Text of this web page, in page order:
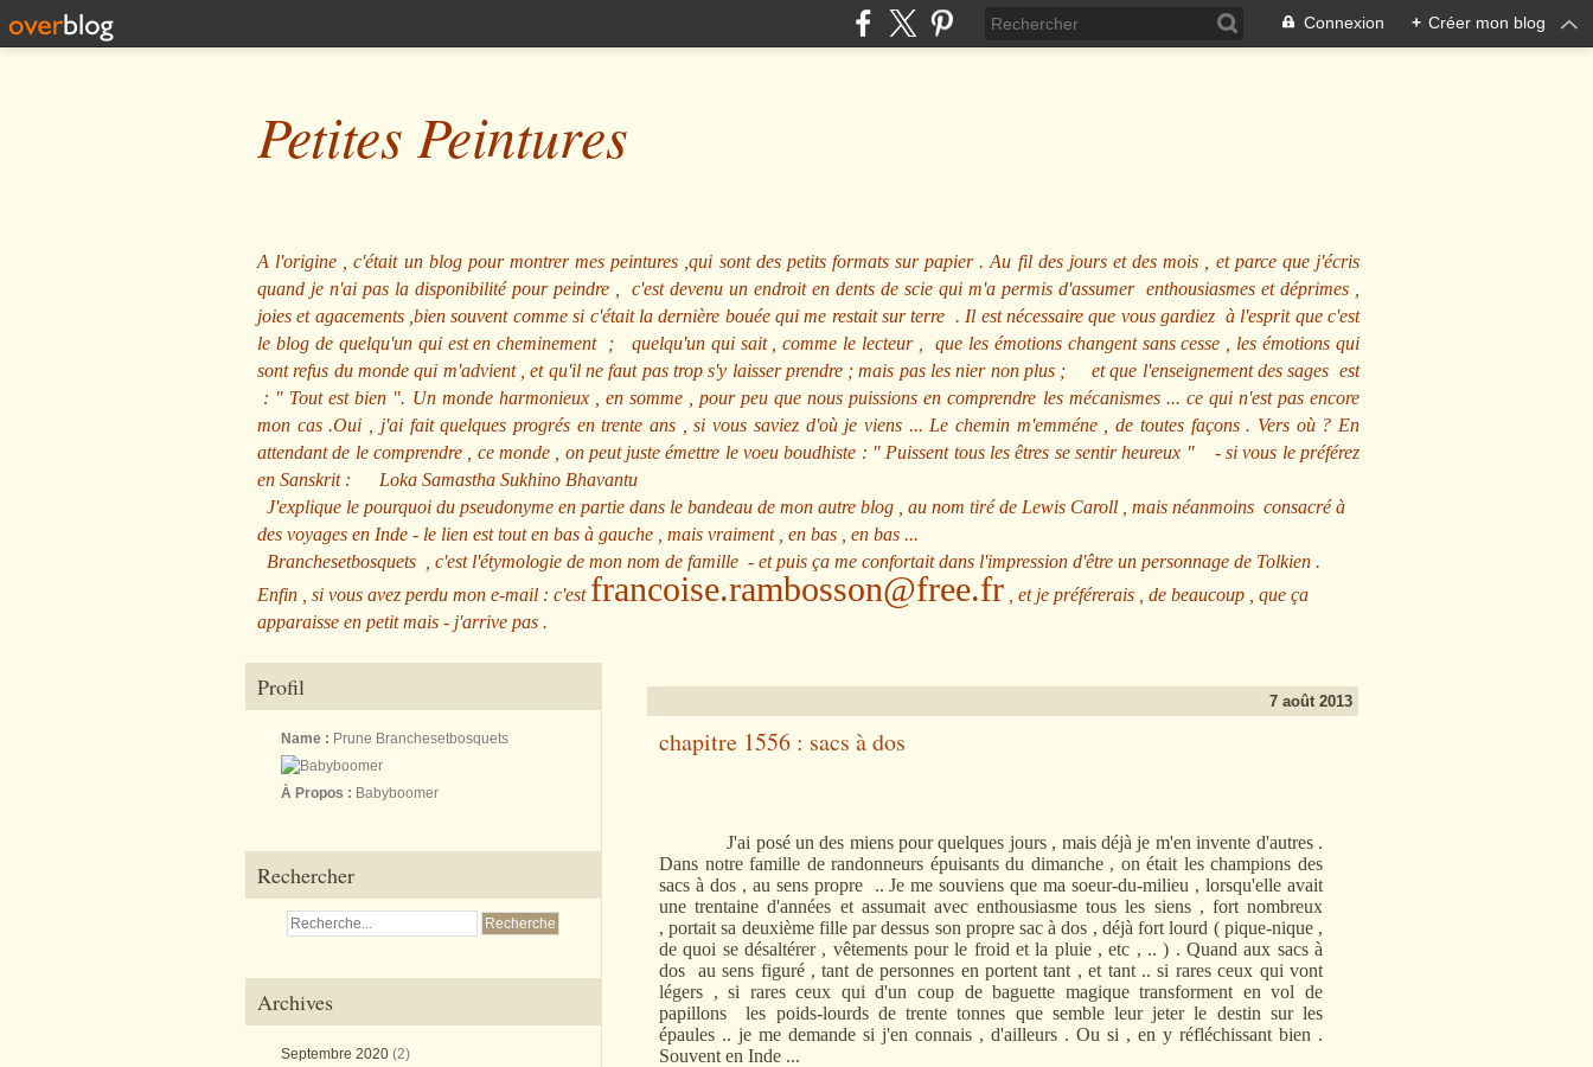
Connexion + Créer mon blog
Petites Peintures
A l'origine , c'était un blog pour montrer mes peintures ,qui sont des petits formats sur papier . Au fil des jours et des mois , et parce que j'écris
quand je n'ai pas la disponibilité pour peindre , c'est devenu un endroit en dents de scie qui m'a permis d'assumer enthousiasmes et déprimes ,
joies et agacements ,bien souvent comme si c'était la dernière bouée qui me restait sur terre . Il est nécessaire que vous gardiez à l'esprit que c'est
le blog de quelqu'un qui est en cheminement ; quelqu'un qui sait , comme le lecteur , que les émotions changent sans cesse , les émotions qui
sont refus du monde qui m'advient , et qu'il ne faut pas trop s'y laisser prendre ; mais pas les nier non plus ; et que l'enseignement des sages est
: " Tout est bien ". Un monde harmonieux , en somme , pour peu que nous puissions en comprendre les mécanismes ... ce qui n'est pas encore
mon cas .Oui , j'ai fait quelques progrés en trente ans , si vous saviez d'où je viens ... Le chemin m'emméne , de toutes façons . Vers où ? En
attendant de le comprendre , ce monde , on peut juste émettre le voeu boudhiste : " Puissent tous les êtres se sentir heureux " - si vous le préférez
en Sanskrit : Loka Samastha Sukhino Bhavantu
J'explique le pourquoi du pseudonyme en partie dans le bandeau de mon autre blog , au nom tiré de Lewis Caroll , mais néanmoins consacré à
des voyages en Inde - le lien est tout en bas à gauche , mais vraiment , en bas , en bas ...
Branchesetbosquets
, c'est l'étymologie de mon nom de famille - et puis ça me confortait dans l'impression d'être un personnage de Tolkien .
Enfin , si vous avez perdu mon e-mail : c'est francoise.rambosson@free.fr , et je préférerais , de beaucoup , que ça
apparaisse en petit mais - j'arrive pas .
Profil
Name : Prune Branchesetbosquets
À Propos : Babyboomer
Rechercher
Archives
Septembre 2020 (2)
7 août 2013
chapitre 1556 : sacs à dos
J'ai posé un des miens pour quelques jours , mais déjà je m'en invente d'autres .
Dans notre famille de randonneurs épuisants du dimanche , on était les champions des
sacs à dos , au sens propre .. Je me souviens que ma soeur-du-milieu , lorsqu'elle avait
une trentaine d'années et assumait avec enthousiasme tous les siens , fort nombreux
, portait sa deuxième fille par dessus son propre sac à dos , déjà fort lourd ( pique-nique ,
de quoi se désaltérer , vêtements pour le froid et la pluie , etc , .. ) . Quand aux sacs à
dos au sens figuré , tant de personnes en portent tant , et tant .. si rares ceux qui vont
légers , si rares ceux qui d'un coup de baguette magique transforment en vol de
papillons les poids-lourds de trente tonnes que semble leur jeter le destin sur les
épaules .. je me demande si j'en connais , d'ailleurs . Ou si , en y réfléchissant bien .
Souvent en Inde ...